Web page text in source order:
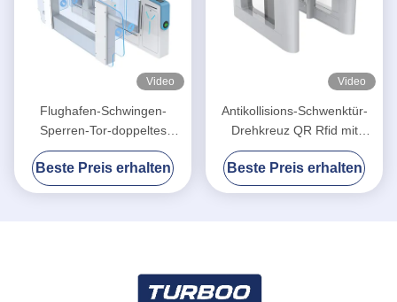
Video
Flughafen-Schwingen-
Sperren-Tor-doppeltes
Identifizierungsgeschwindigkeitstordrehkreuz
Beste Preis erhalten
Video
Antikollisions-Schwenktür-
Drehkreuz QR Rfid mit
schwanzlosem Servomotor
Beste Preis erhalten